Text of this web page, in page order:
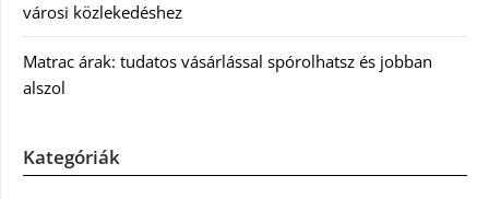
városi közlekedéshez
Matrac árak: tudatos vásárlással spórolhatsz és jobban
alszol
Kategóriák